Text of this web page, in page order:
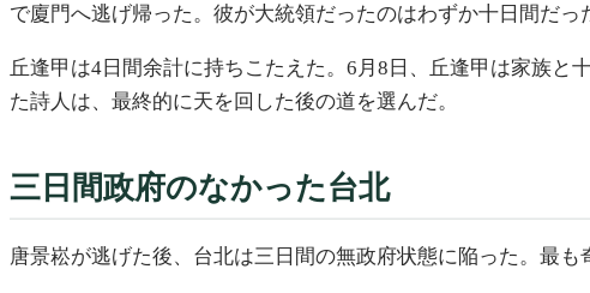
で廈門へ逃げ帰った。彼が大統領だったのはわずか十日間だっ
丘逢甲は4日間余計に持ちこたえた。6月8日、丘逢甲は家族と
た詩人は、最終的に天を回した後の道を選んだ。
三日間政府のなかった台北
唐景崧が逃げた後、台北は三日間の無政府状態に陥った。最